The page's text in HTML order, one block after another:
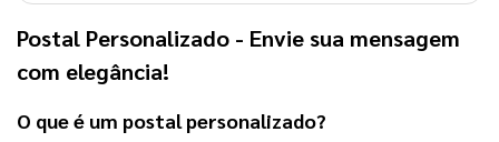
Postal Personalizado - Envie sua mensagem
com elegância!
O que é um postal personalizado?